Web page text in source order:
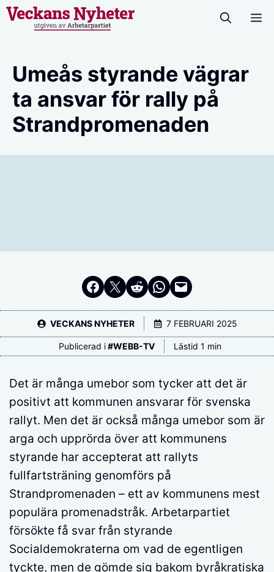
Hoppa
Umeås styrande vägrar
ta ansvar för rally på
Strandpromenaden
Dela på Facebook
Dela på Twitter
Dela på RedditDela i WhatsApp
Maila en länk
VECKANS NYHETER 7 FEBRUARI 2025
Publicerad i#WEBB-TV Lästid 1 min
Det är många umebor som tycker att det är
positivt att kommunen ansvarar för svenska
rallyt. Men det är också många umebor som är
arga och upprörda över att kommunens
styrande har accepterat att rallyts
fullfartsträning genomförs på
Strandpromenaden – ett av kommunens mest
populära promenadstråk. Arbetarpartiet
försökte få svar från styrande
Socialdemokraterna om vad de egentligen
tyckte, men de gömde sig bakom byråkratiska